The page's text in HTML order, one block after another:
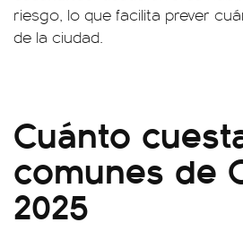
riesgo, lo que facilita prever
de la ciudad.
Cuánto
comunes de
2025